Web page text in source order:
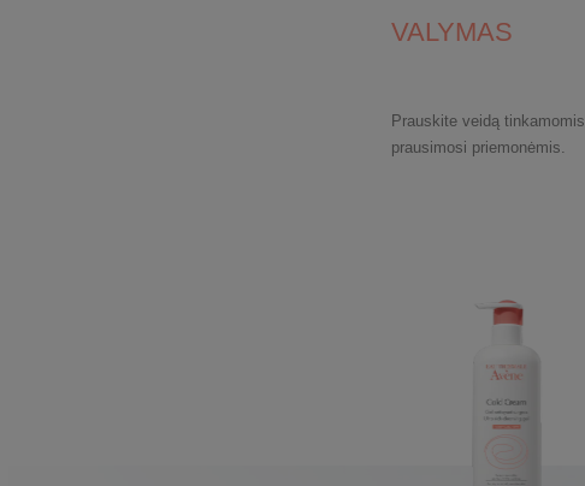
VALYMAS
Prauskite veidą tinkamomis
prausimosi priemonėmis.